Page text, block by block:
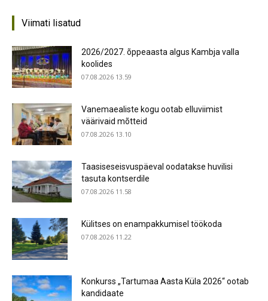
Viimati lisatud
2026/2027. õppeaasta algus Kambja valla
koolides
07.08.2026 13.59
Vanemaealiste kogu ootab elluviimist
väärivaid mõtteid
07.08.2026 13.10
Taasiseseisvuspäeval oodatakse huvilisi
tasuta kontserdile
07.08.2026 11.58
Külitses on enampakkumisel töökoda
07.08.2026 11.22
Konkurss „Tartumaa Aasta Küla 2026“ ootab
kandidaate